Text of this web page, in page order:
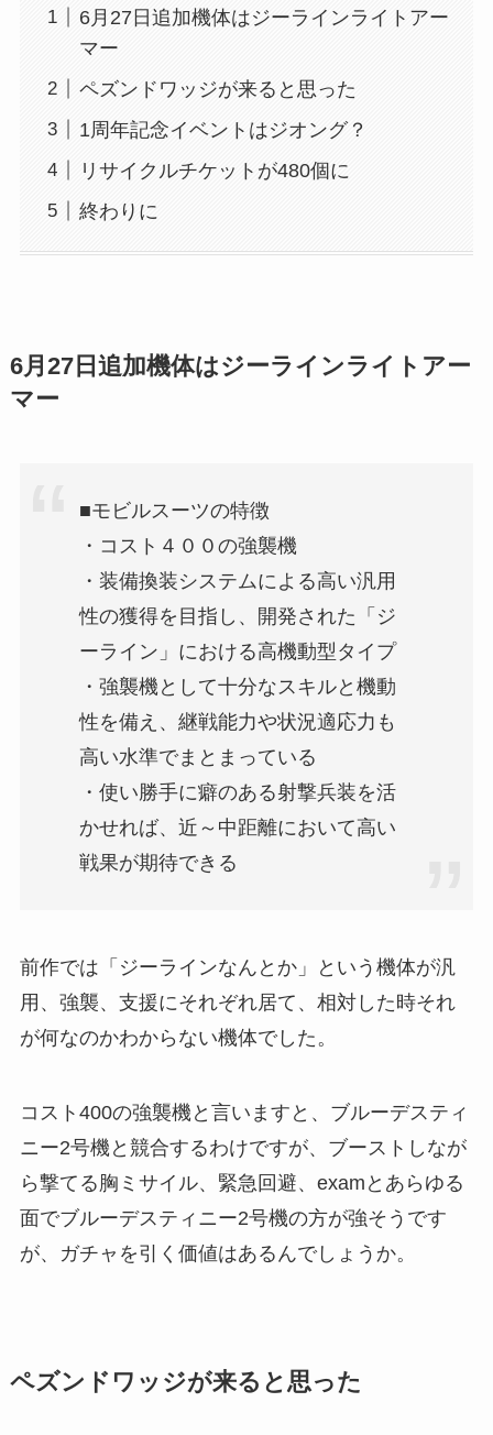
6月27日追加機体はジーラインライトアー
マー
ペズンドワッジが来ると思った
1周年記念イベントはジオング？
リサイクルチケットが480個に
終わりに
6月27日追加機体はジーラインライトアー
マー
■モビルスーツの特徴
・コスト４００の強襲機
・装備換装システムによる高い汎用
性の獲得を目指し、開発された「ジ
ーライン」における高機動型タイプ
・強襲機として十分なスキルと機動
性を備え、継戦能力や状況適応力も
高い水準でまとまっている
・使い勝手に癖のある射撃兵装を活
かせれば、近～中距離において高い
戦果が期待できる
前作では「ジーラインなんとか」という機体が汎
用、強襲、支援にそれぞれ居て、相対した時それ
が何なのかわからない機体でした。
コスト400の強襲機と言いますと、ブルーデスティ
ニー2号機と競合するわけですが、ブーストしなが
ら撃てる胸ミサイル、緊急回避、examとあらゆる
面でブルーデスティニー2号機の方が強そうです
が、ガチャを引く価値はあるんでしょうか。
ペズンドワッジが来ると思った